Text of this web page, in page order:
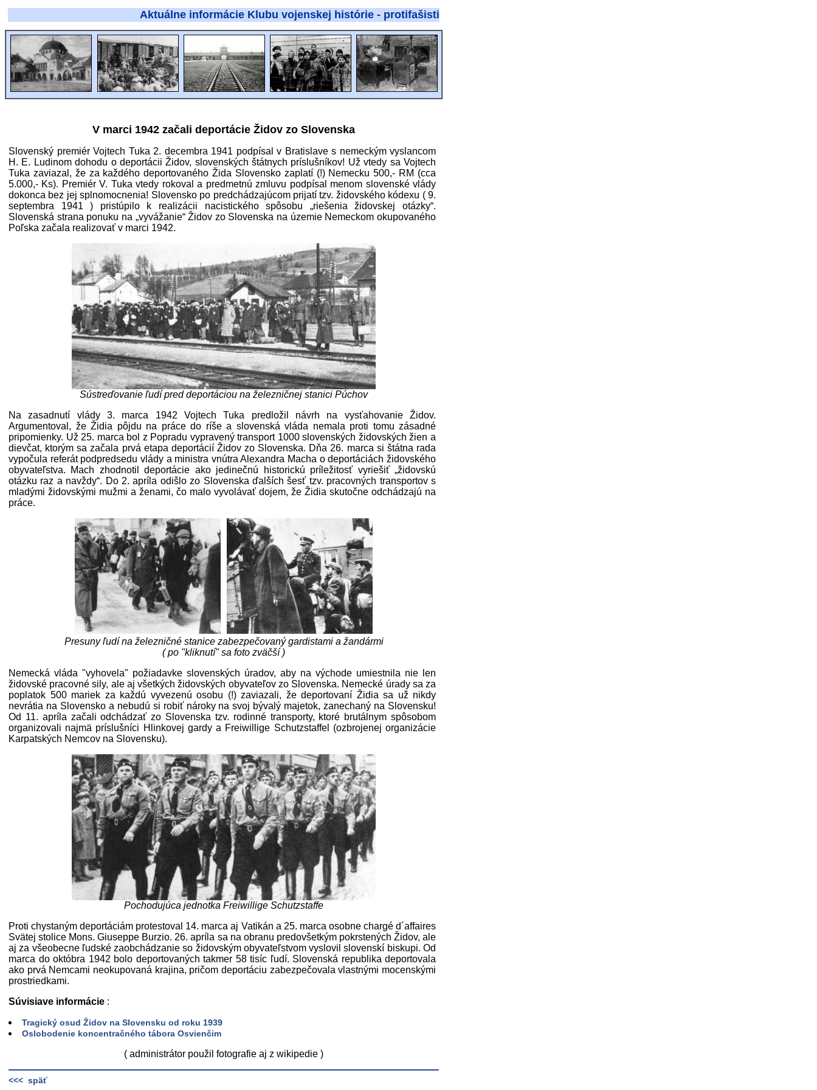
Aktuálne informácie Klubu vojenskej histórie - protifašistického odboja
V marci 1942 začali deportácie Židov zo Slovenska
Slovenský premiér Vojtech Tuka 2. decembra 1941 podpísal v Bratislave s nemeckým vyslancom
H. E. Ludinom dohodu o deportácii Židov, slovenských štátnych príslušníkov! Už vtedy sa Vojtech
Tuka zaviazal, že za každého deportovaného Žida Slovensko zaplatí (!) Nemecku 500,- RM (cca
5.000,- Ks). Premiér V. Tuka vtedy rokoval a predmetnú zmluvu podpísal menom slovenské vlády
dokonca bez jej splnomocnenia! Slovensko po predchádzajúcom prijatí tzv. židovského kódexu ( 9.
septembra 1941 ) pristúpilo k realizácii nacistického spôsobu „riešenia židovskej otázky“.
Slovenská strana ponuku na „vyvážanie“ Židov zo Slovenska na územie Nemeckom okupovaného
Poľska začala realizovať v marci 1942.
Sústreďovanie ľudí pred deportáciou na železničnej stanici Púchov
Na zasadnutí vlády 3. marca 1942 Vojtech Tuka predložil návrh na vysťahovanie Židov.
Argumentoval, že Židia pôjdu na práce do ríše a slovenská vláda nemala proti tomu zásadné
pripomienky. Už 25. marca bol z Popradu vypravený transport 1000 slovenských židovských žien a
dievčat, ktorým sa začala prvá etapa deportácií Židov zo Slovenska. Dňa 26. marca si štátna rada
vypočula referát podpredsedu vlády a ministra vnútra Alexandra Macha o deportáciách židovského
obyvateľstva. Mach zhodnotil deportácie ako jedinečnú historickú príležitosť vyriešiť „židovskú
otázku raz a navždy“. Do 2. apríla odišlo zo Slovenska ďalších šesť tzv. pracovných transportov s
mladými židovskými mužmi a ženami, čo malo vyvolávať dojem, že Židia skutočne odchádzajú na
práce.
Presuny ľudí na železničné stanice zabezpečovaný gardistami a žandármi
( po "kliknutí" sa foto zväčší )
Nemecká vláda "vyhovela" požiadavke slovenských úradov, aby na východe umiestnila nie len
židovské pracovné sily, ale aj všetkých židovských obyvateľov zo Slovenska. Nemecké úrady sa za
poplatok 500 mariek za každú vyvezenú osobu (!) zaviazali, že deportovaní Židia sa už nikdy
nevrátia na Slovensko a nebudú si robiť nároky na svoj bývalý majetok, zanechaný na Slovensku!
Od 11. apríla začali odchádzať zo Slovenska tzv. rodinné transporty, ktoré brutálnym spôsobom
organizovali najmä príslušníci Hlinkovej gardy a Freiwillige Schutzstaffel (ozbrojenej organizácie
Karpatských Nemcov na Slovensku).
Pochodujúca jednotka Freiwillige Schutzstaffe
Proti chystaným deportáciám protestoval 14. marca aj Vatikán a 25. marca osobne chargé d´affaires
Svätej stolice Mons. Giuseppe Burzio. 26. apríla sa na obranu predovšetkým pokrstených Židov, ale
aj za všeobecne ľudské zaobchádzanie so židovským obyvateľstvom vyslovil slovenskí biskupi. Od
marca do októbra 1942 bolo deportovaných takmer 58 tisíc ľudí. Slovenská republika deportovala
ako prvá Nemcami neokupovaná krajina, pričom deportáciu zabezpečovala vlastnými mocenskými
prostriedkami.
Súvisiave informácie :
Tragický osud Židov na Slovensku od roku 1939
Oslobodenie koncentračného tábora Osvienčim
( administrátor použil fotografie aj z wikipedie )
<<< späť